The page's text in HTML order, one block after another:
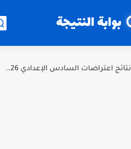
بوابة النتيجة
صدرت.. نتائج اعتراضات السادس الإعدادي 2026 الدور الأول في العراق.....